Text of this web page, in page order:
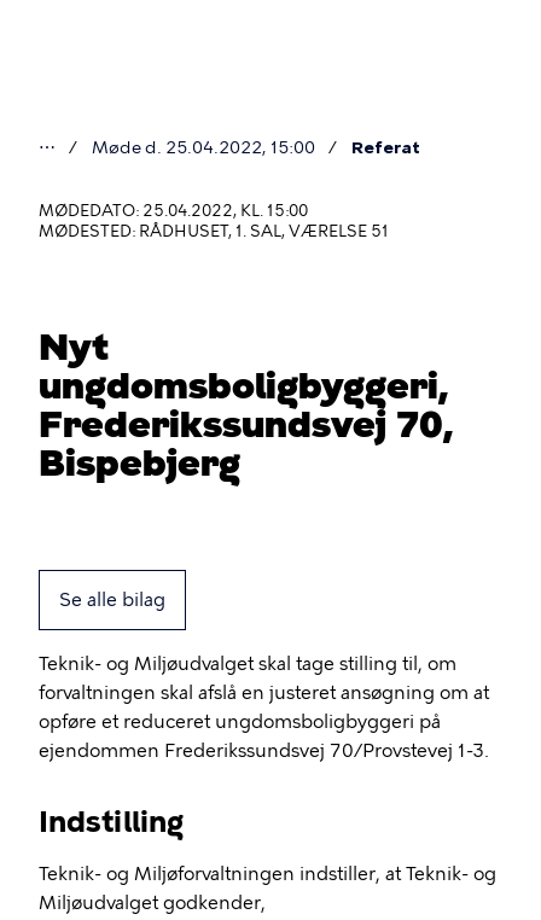
er
her
⋯ Møde d. 25.04.2022, 15:00 Referat
MØDEDATO: 25.04.2022, KL. 15:00
MØDESTED: RÅDHUSET, 1. SAL, VÆRELSE 51
Nyt
ungdomsboligbyggeri,
Frederikssundsvej 70,
Bispebjerg
Se alle bilag
Teknik- og Miljøudvalget skal tage stilling til, om
forvaltningen skal afslå en justeret ansøgning om at
opføre et reduceret ungdomsboligbyggeri på
ejendommen Frederikssundsvej 70/Provstevej 1-3.
Indstilling
Teknik- og Miljøforvaltningen indstiller, at Teknik- og
Miljøudvalget godkender,